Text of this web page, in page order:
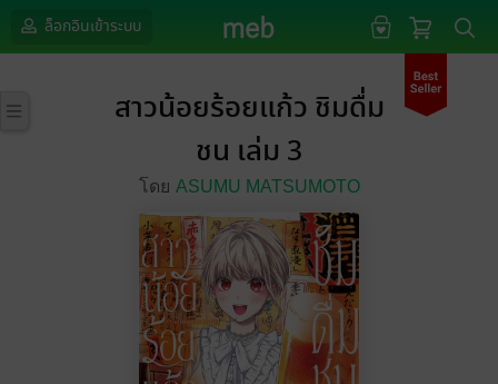
ล็อกอินเข้าระบบ
สาวน้อยร้อยแก้ว ชิมดื่ม
ชน เล่ม 3
โดย ASUMU MATSUMOTO